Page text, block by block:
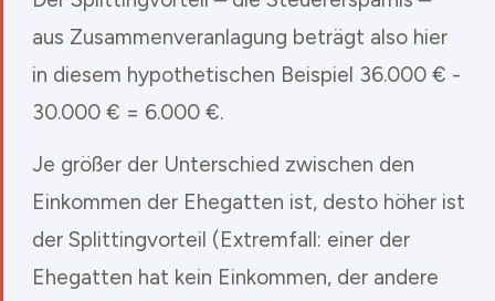
aus Zusammenveranlagung beträgt also hier
in diesem hypothetischen Beispiel 36.000 € -
30.000 € = 6.000 €.
Je größer der Unterschied zwischen den
Einkommen der Ehegatten ist, desto höher ist
der Splittingvorteil (Extremfall: einer der
Ehegatten hat kein Einkommen, der andere